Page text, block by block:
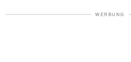
WERBUNG